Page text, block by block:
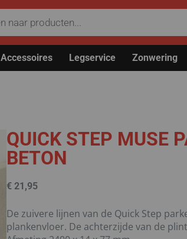
Accessoires Legservice Zonwering
QUICK STEP MUSE
BETON
€21,95
De zuivere lijnen van de Quick Step
plankenvloer. De achterzijde van de